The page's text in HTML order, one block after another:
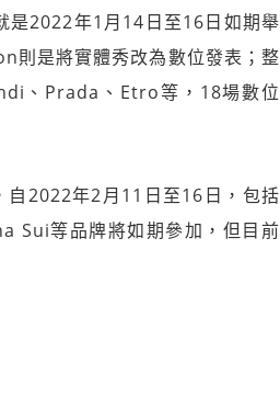
是2022年1月14日至16日如期舉
是將實體秀改為數位發表；整
、Prada、Etro等，18場數位
自2022年2月11日至16日，包括
Sui等品牌將如期參加，但目前